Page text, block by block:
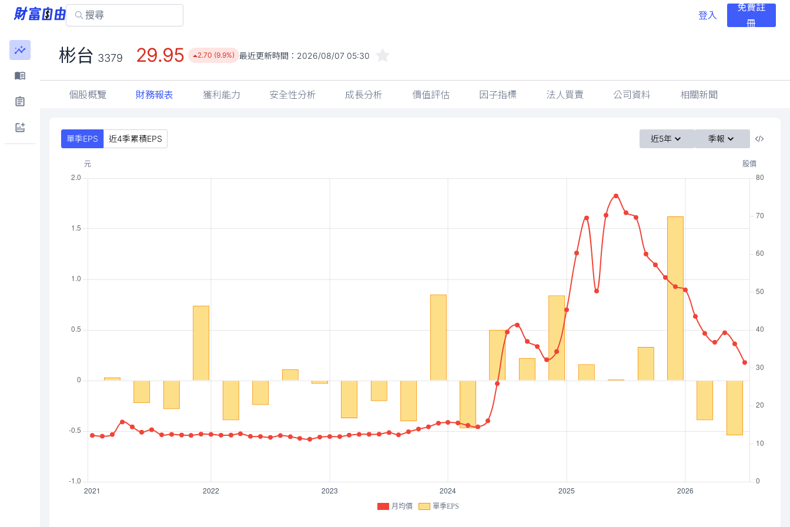
登入
免費註
冊
彬台 3379 29.95 2.70 (9.9%) 最近更新時間： 2026/08/07 05:30
個股概覽 財務報表 獲利能力 安全性分析 成長分析 價值評估 因子指標 法人買賣 公司資料 相關新聞
單季EPS 近4季累積EPS 近5年 季報
月均價 單季EPS